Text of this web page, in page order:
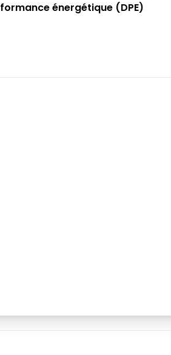
énergétique (DPE)